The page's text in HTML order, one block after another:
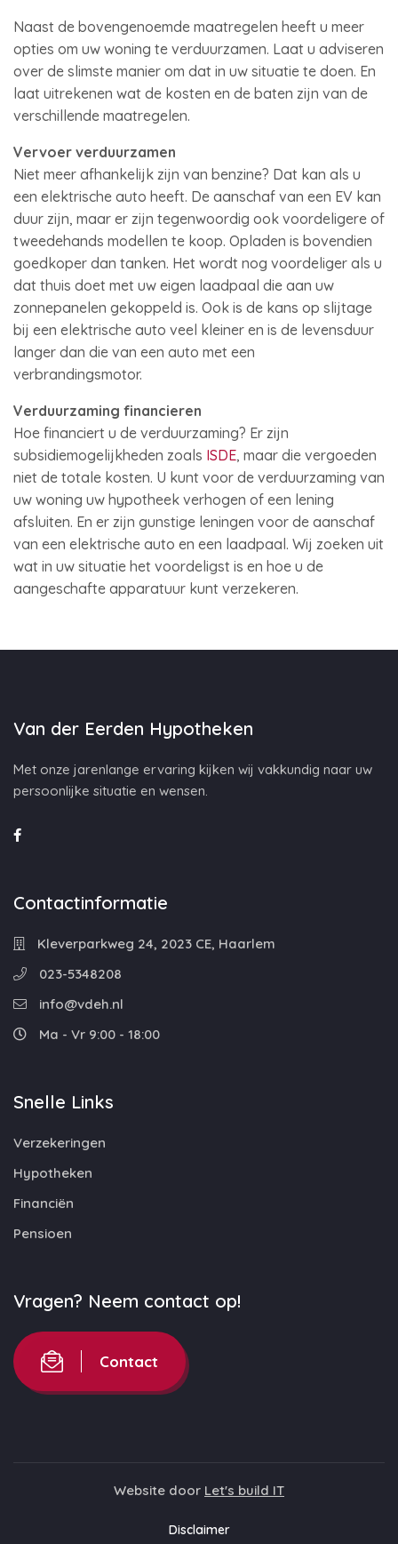
Naast de bovengenoemde maatregelen heeft u meer
opties om uw woning te verduurzamen. Laat u adviseren
over de slimste manier om dat in uw situatie te doen. En
laat uitrekenen wat de kosten en de baten zijn van de
verschillende maatregelen.
Vervoer verduurzamen
Niet meer afhankelijk zijn van benzine? Dat kan als u
een elektrische auto heeft. De aanschaf van een EV kan
duur zijn, maar er zijn tegenwoordig ook voordeligere of
tweedehands modellen te koop. Opladen is bovendien
goedkoper dan tanken. Het wordt nog voordeliger als u
dat thuis doet met uw eigen laadpaal die aan uw
zonnepanelen gekoppeld is. Ook is de kans op slijtage
bij een elektrische auto veel kleiner en is de levensduur
langer dan die van een auto met een
verbrandingsmotor.
Verduurzaming financieren
Hoe financiert u de verduurzaming? Er zijn
subsidiemogelijkheden zoals ISDE, maar die vergoeden
niet de totale kosten. U kunt voor de verduurzaming van
uw woning uw hypotheek verhogen of een lening
afsluiten. En er zijn gunstige leningen voor de aanschaf
van een elektrische auto en een laadpaal. Wij zoeken uit
wat in uw situatie het voordeligst is en hoe u de
aangeschafte apparatuur kunt verzekeren.
Van der Eerden Hypotheken
Met onze jarenlange ervaring kijken wij vakkundig naar uw
persoonlijke situatie en wensen.
Contactinformatie
Kleverparkweg 24, 2023 CE, Haarlem
023-5348208
info@vdeh.nl
Ma - Vr 9:00 - 18:00
Snelle Links
Verzekeringen
Hypotheken
Financiën
Pensioen
Vragen? Neem contact op!
Contact
Website door Let's build IT
Disclaimer